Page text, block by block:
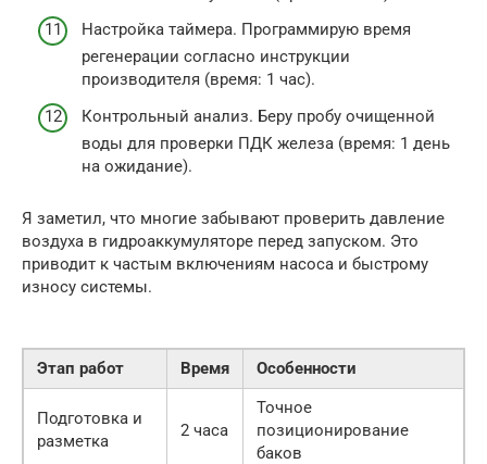
Настройка таймера. Программирую время
регенерации согласно инструкции
производителя (время: 1 час).
Контрольный анализ. Беру пробу очищенной
воды для проверки ПДК железа (время: 1 день
на ожидание).
Я заметил, что многие забывают проверить давление
воздуха в гидроаккумуляторе перед запуском. Это
приводит к частым включениям насоса и быстрому
износу системы.
Этап работ Время Особенности
Подготовка и
разметка
2 часа
Точное
позиционирование
баков